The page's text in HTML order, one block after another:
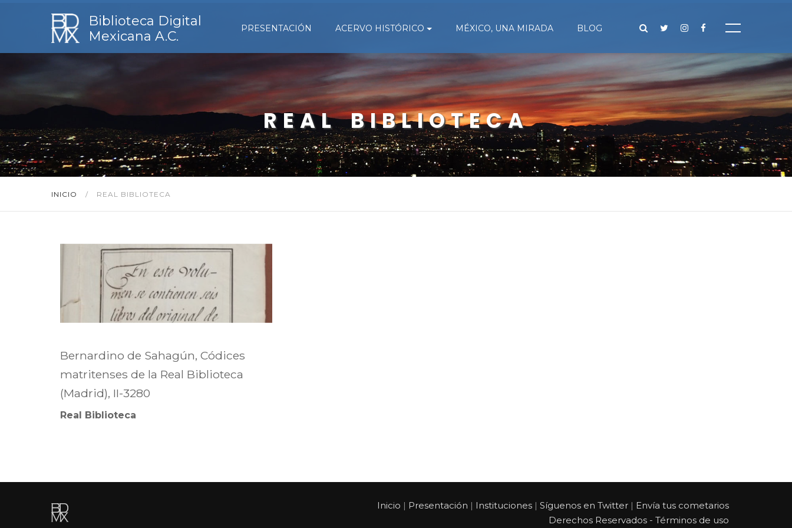
Biblioteca Digital
Mexicana A.C.
PRESENTACIÓN ACERVO HISTÓRICO MÉXICO, UNA MIRADA BLOG
REAL BIBLIOTECA
INICIO / REAL BIBLIOTECA
Bernardino de Sahagún, Códices
matritenses de la Real Biblioteca
(Madrid), II-3280
Real Biblioteca
Inicio | Presentación | Instituciones | Síguenos en Twitter | Envía tus cometarios
Derechos Reservados - Términos de uso